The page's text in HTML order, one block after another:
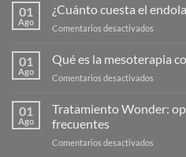
01
Ago
¿Cuánto cuesta el
Comentarios desactivados
cuesta
el
Guía
01
Ago
Qué es la mesoterapia
Comentarios desactivados
es
la
01
Ago
Tratamiento Wonder:
frecuentes
Comentarios desactivados